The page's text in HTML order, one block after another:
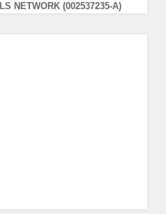
NETWORK (002537235-A)